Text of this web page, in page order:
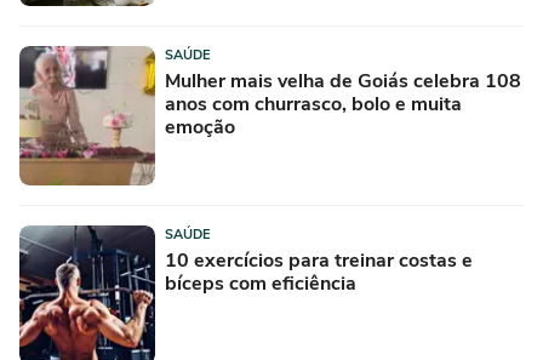
SAÚDE
Mulher mais velha de Goiás celebra 108
anos com churrasco, bolo e muita
emoção
SAÚDE
10 exercícios para treinar costas e
bíceps com eficiência